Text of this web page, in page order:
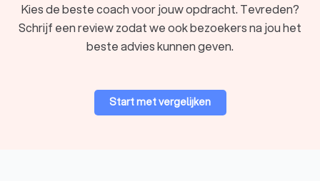
Kies de beste coach voor jouw opdracht. Tevreden?
Schrijf een review zodat we ook bezoekers na jou het
beste advies kunnen geven.
Start met vergelijken